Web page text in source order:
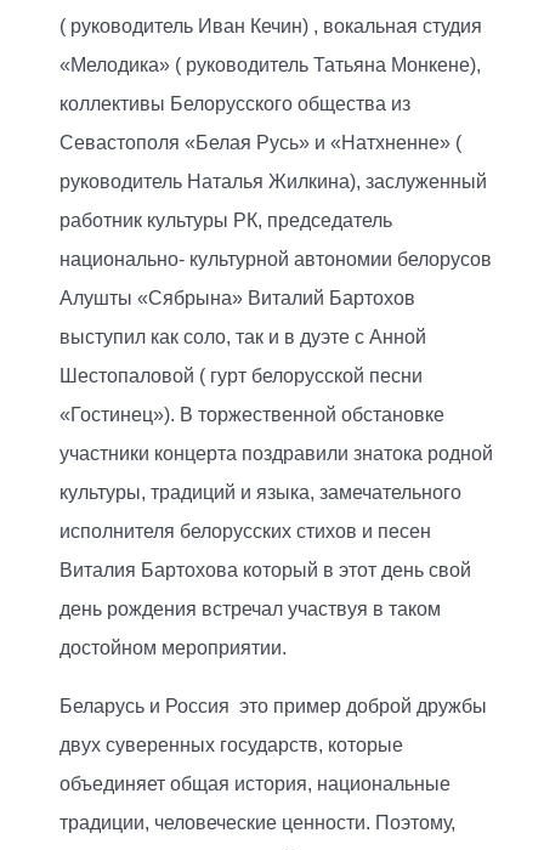
( руководитель Иван Кечин) , вокальная студия
«Мелодика» ( руководитель Татьяна Монкене),
коллективы Белорусского общества из
Севастополя «Белая Русь» и «Натхненне» (
руководитель Наталья Жилкина), заслуженный
работник культуры РК, председатель
национально- культурной автономии белорусов
Алушты «Сябрына» Виталий Бартохов
выступил как соло, так и в дуэте с Анной
Шестопаловой ( гурт белорусской песни
«Гостинец»). В торжественной обстановке
участники концерта поздравили знатока родной
культуры, традиций и языка, замечательного
исполнителя белорусских стихов и песен
Виталия Бартохова который в этот день свой
день рождения встречал участвуя в таком
достойном мероприятии.
Беларусь и Россия это пример доброй дружбы
двух суверенных государств, которые
объединяет общая история, национальные
традиции, человеческие ценности. Поэтому,